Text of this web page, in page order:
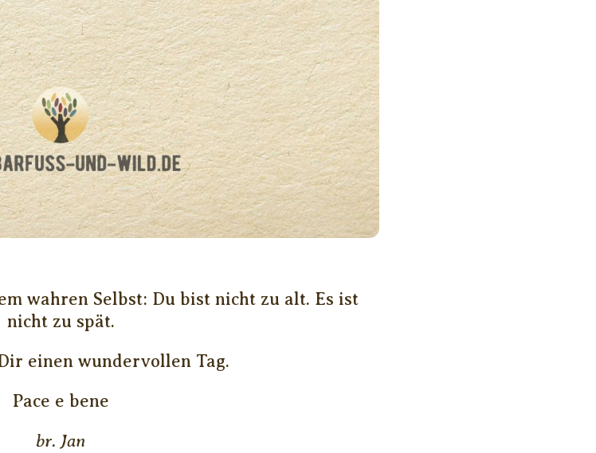
wahren Selbst: Du bist nicht zu alt. Es ist
nicht zu spät.
einen wundervollen Tag.
Pace e bene
br. Jan